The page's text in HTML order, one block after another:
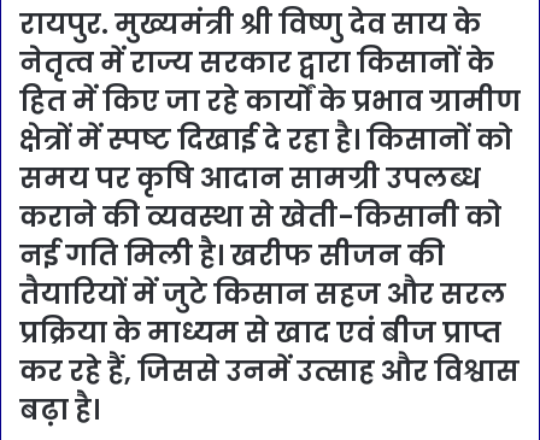
रायपुर. मुख्यमंत्री श्री विष्णु देव साय के
नेतृत्व में राज्य सरकार द्वारा किसानों के
हित में किए जा रहे कार्यों के प्रभाव ग्रामीण
क्षेत्रों में स्पष्ट दिखाई दे रहा है। किसानों को
समय पर कृषि आदान सामग्री उपलब्ध
कराने की व्यवस्था से खेती-किसानी को
नई गति मिली है। खरीफ सीजन की
तैयारियों में जुटे किसान सहज और सरल
प्रक्रिया के माध्यम से खाद एवं बीज प्राप्त
कर रहे हैं, जिससे उनमें उत्साह और विश्वास
बढ़ा है।